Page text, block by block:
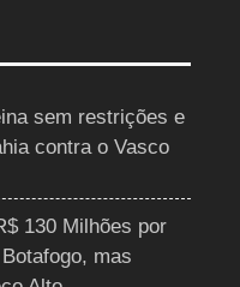
sem restrições e
contra o Vasco
130 Milhões por
mas